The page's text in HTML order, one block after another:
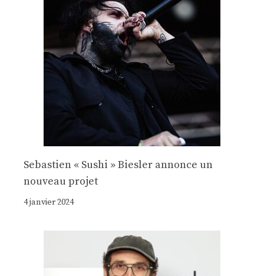
Sebastien « Sushi » Biesler annonce un
nouveau projet
4 janvier 2024